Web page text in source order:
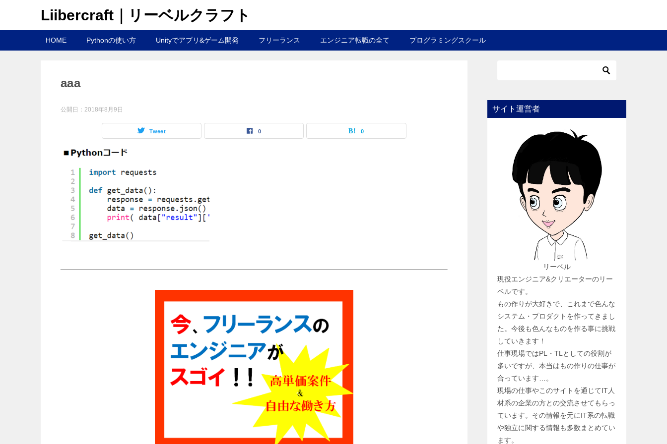
Liibercraft｜リーベルクラフト
HOME Pythonの使い方 Unityでアプリ&ゲーム開発 フリーランス エンジニア転職の全て プログラミングスクール
aaa
公開日： 2018年8月9日
Tweet 0 0
サイト運営者
リーベル
現役エンジニア&クリエーターのリー
ベルです。
もの作りが大好きで、これまで色んな
システム・プロダクトを作ってきまし
た。今後も色んなものを作る事に挑戦
していきます！
仕事現場ではPL・TLとしての役割が
多いですが、本当はもの作りの仕事が
合っています…。
現場の仕事やこのサイトを通じてIT人
材系の企業の方との交流させてもらっ
ています。その情報を元にIT系の転職
や独立に関する情報も多数まとめてい
ます。